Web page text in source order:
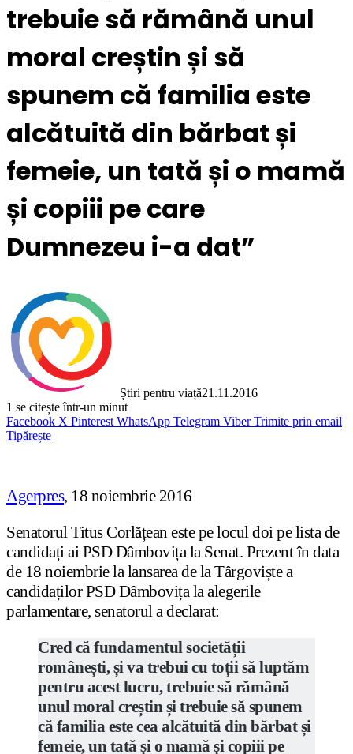
trebuie să rămână unul
moral creștin și să
spunem că familia este
alcătuită din bărbat și
femeie, un tată și o mamă
și copiii pe care
Dumnezeu i-a dat”
Știri pentru viață21.11.2016
1 se citește într-un minut
Facebook X Pinterest WhatsApp Telegram Viber Trimite prin email
Tipărește
Agerpres, 18 noiembrie 2016
Senatorul Titus Corlățean este pe locul doi pe lista de
candidați ai PSD Dâmbovița la Senat. Prezent în data
de 18 noiembrie la lansarea de la Târgoviște a
candidaților PSD Dâmbovița la alegerile
parlamentare, senatorul a declarat:
Cred că fundamentul societății
românești, și va trebui cu toții să luptăm
pentru acest lucru, trebuie să rămână
unul moral creștin și trebuie să spunem
că familia este cea alcătuită din bărbat și
femeie, un tată și o mamă și copiii pe